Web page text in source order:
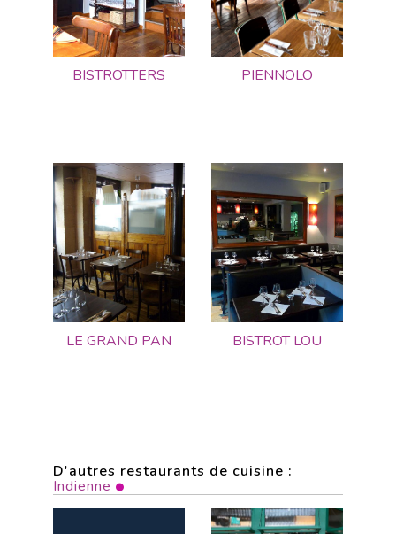
BISTROTTERS PIENNOLO
LE GRAND PAN BISTROT LOU
D'autres restaurants de cuisine :
Indienne